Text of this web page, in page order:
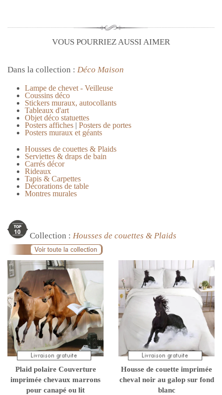
VOUS POURRIEZ AUSSI AIMER
Dans la collection : Déco Maison
Lampe de chevet - Veilleuse
Coussins déco
Stickers muraux, autocollants
Tableaux d'art
Objet déco statuettes
Posters affiches | Posters de portes
Posters muraux et géants
Housses de couettes & Plaids
Serviettes & draps de bain
Carrés décor
Rideaux
Tapis & Carpettes
Décorations de table
Montres murales
Collection : Housses de couettes & Plaids
Plaid polaire Couverture
imprimée chevaux marrons
pour canapé ou lit
Housse de couette imprimée
cheval noir au galop sur fond
blanc